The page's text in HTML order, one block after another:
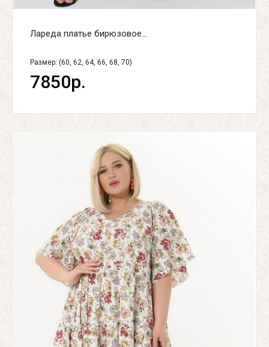
Лареда платье бирюзовое...
Размер: (60, 62, 64, 66, 68, 70)
7850р.